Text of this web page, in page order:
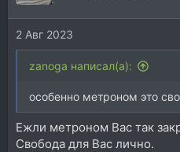
и
и
:2 Авг 2023
zanoga написал(а):
особенно метроном это
Ежли метроном Вас так
Свобода для Вас лично.